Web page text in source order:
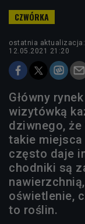
ostatnia aktualizacja:
12.05.2021 21:20
Główny
wizytówką
dziwnego,
takie miejsca
często daje
chodniki są
oświetlenie,
to roślin.